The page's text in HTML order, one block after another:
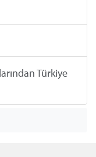
Türkiye